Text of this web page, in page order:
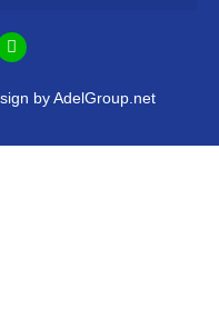
by AdelGroup.net